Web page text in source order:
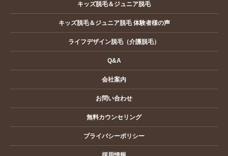
キッズ脱毛＆ジュニア脱毛
キッズ脱毛＆ジュニア脱毛 体験者様の声
ライフデザイン脱毛（介護脱毛）
Q&A
会社案内
お問い合わせ
無料カウンセリング
プライバシーポリシー